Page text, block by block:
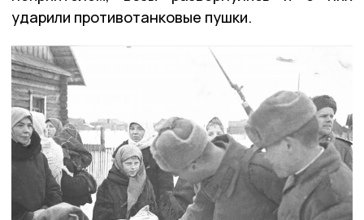
ударили противотанковые пушки.